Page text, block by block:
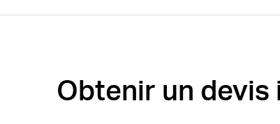
Obtenir un devis